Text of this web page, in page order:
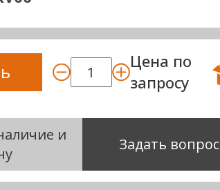
Цена по
запросу
и
Задать вопрос